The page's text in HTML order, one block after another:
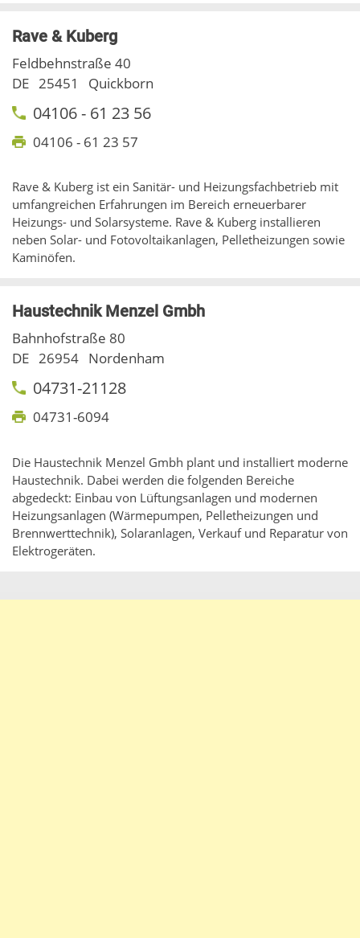
Rave & Kuberg
Feldbehnstraße 40
DE 25451 Quickborn
04106 - 61 23 56
04106 - 61 23 57
Rave & Kuberg ist ein Sanitär- und Heizungsfachbetrieb mit
umfangreichen Erfahrungen im Bereich erneuerbarer
Heizungs- und Solarsysteme. Rave & Kuberg installieren
neben Solar- und Fotovoltaikanlagen, Pelletheizungen sowie
Kaminöfen.
Haustechnik Menzel Gmbh
Bahnhofstraße 80
DE 26954 Nordenham
04731-21128
04731-6094
Die Haustechnik Menzel Gmbh plant und installiert moderne
Haustechnik. Dabei werden die folgenden Bereiche
abgedeckt: Einbau von Lüftungsanlagen und modernen
Heizungsanlagen (Wärmepumpen, Pelletheizungen und
Brennwerttechnik), Solaranlagen, Verkauf und Reparatur von
Elektrogeräten.